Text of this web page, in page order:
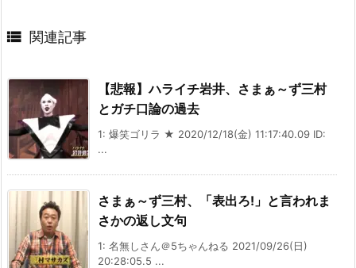
 関連記事
【悲報】ハライチ岩井、さまぁ～ず三村
とガチ口論の過去
1: 爆笑ゴリラ ★ 2020/12/18(金) 11:17:40.09 ID:
...
さまぁ～ず三村、「表出ろ!」と言われま
さかの返し文句
1: 名無しさん＠5ちゃんねる 2021/09/26(日)
20:28:05.5 ...